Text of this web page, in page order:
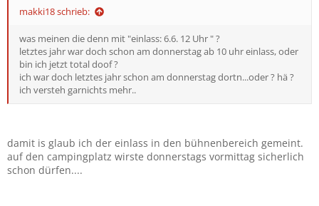
makki18 schrieb:
was meinen die denn mit "einlass: 6.6. 12 Uhr " ?
letztes jahr war doch schon am donnerstag ab 10 uhr einlass, oder
bin ich jetzt total doof ?
ich war doch letztes jahr schon am donnerstag dortn...oder ? hä ?
ich versteh garnichts mehr..
damit is glaub ich der einlass in den bühnenbereich gemeint.
auf den campingplatz wirste donnerstags vormittag sicherlich
schon dürfen....